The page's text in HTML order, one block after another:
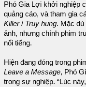
Phó Gia Lợi khởi nghiệp
quảng cáo, và tham gia
Killer/ Truy hung. Mặc dù
ảnh, nhưng chính phim
nổi tiếng.
Hiện đang đóng trong
Leave a Message, Phó
trong sự nghiệp. “Lúc